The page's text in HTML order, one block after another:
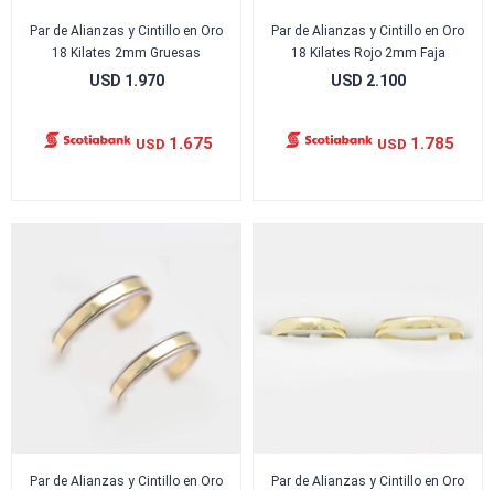
Par de Alianzas y Cintillo en Oro
18 Kilates 2mm Gruesas
USD 1.970
USD 1.675
Par de Alianzas y Cintillo en Oro
18 Kilates Rojo 2mm Faja
USD 2.100
USD 1.785
Par de Alianzas y Cintillo en Oro
Par de Alianzas y Cintillo en Oro